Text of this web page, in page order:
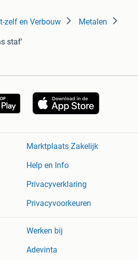
zelf en Verbouw Metalen
staf'
Marktplaats Zakelijk
Help en Info
Privacyverklaring
Privacyvoorkeuren
Werken bij
Adevinta